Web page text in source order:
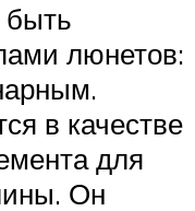
быть
люнетов:
в качестве
для
Он